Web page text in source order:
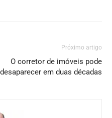
Próximo artigo
O corretor de imóveis pode
desaparecer em duas décadas